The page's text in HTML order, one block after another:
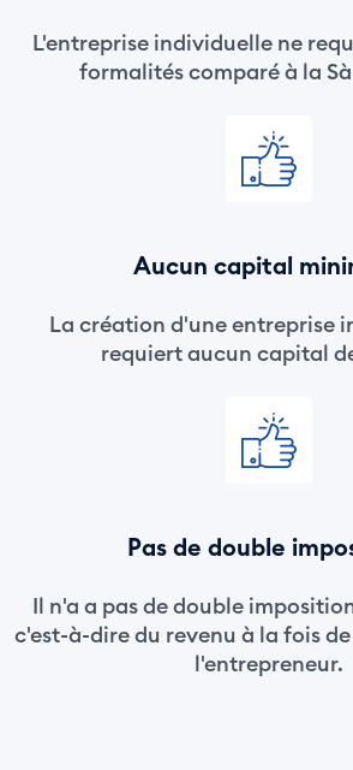
L'entreprise individuelle ne
formalités comparé à la
Aucun capital
La création d'une entreprise
requiert aucun capital
Pas de double
Il n'a a pas de double
c'est-à-dire du revenu à la fois
l'entrepreneur.